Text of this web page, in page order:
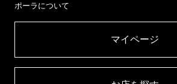
ポーラについて
マイページ​